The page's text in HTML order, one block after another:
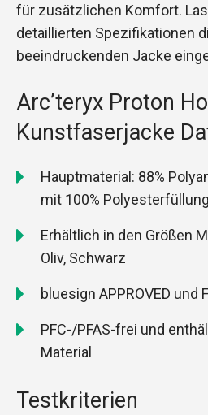
für zusätzlichen Komfort.
detaillierten Spezifikationen
beeindruckenden Jacke
Arc’teryx Proton
Kunstfaserjacke
Hauptmaterial: 88%
mit 100% Polyesterfüllung
Erhältlich in den Größen
Oliv, Schwarz
bluesign APPROVED und
PFC-/PFAS-frei und
Material
Testkriterien